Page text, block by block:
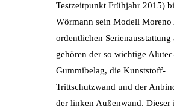
Testzeitpunkt Frühjahr 2015)
Wörmann sein Modell
ordentlichen Serienausstattung
gehören der so wichtige
Gummibelag, die Kunststoff-
Trittschutzwand und der
der linken Außenwand. Dieser